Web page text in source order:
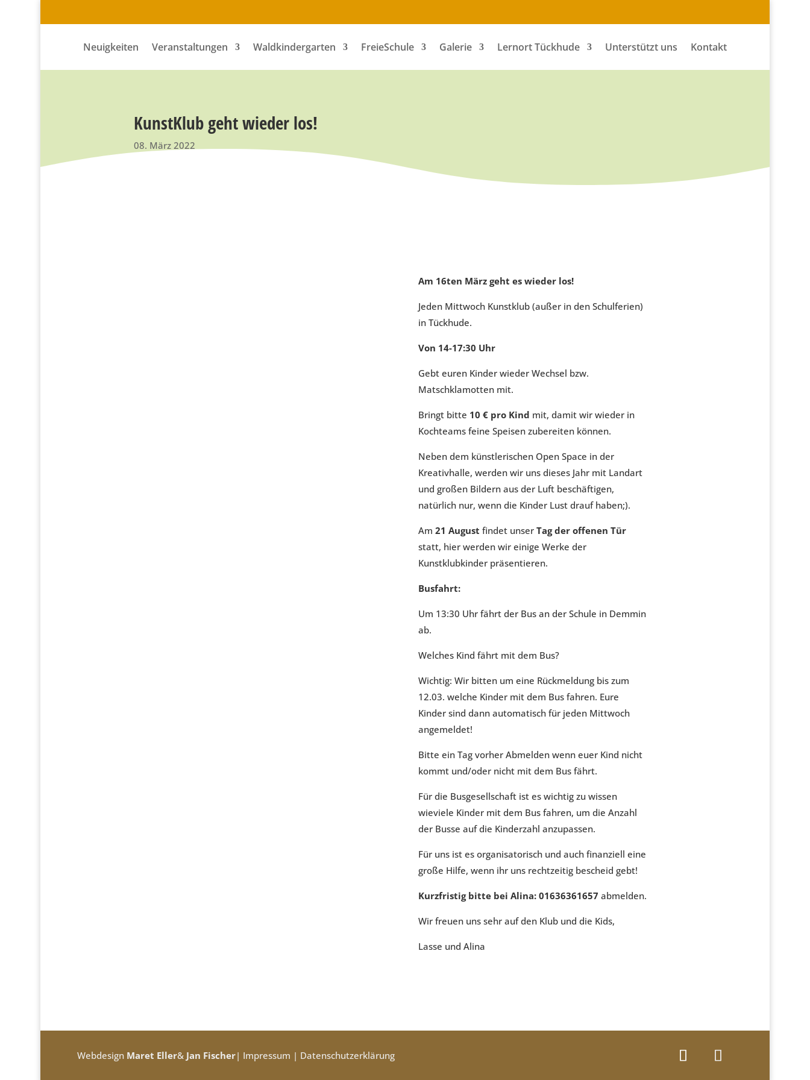
Neuigkeiten Veranstaltungen Waldkindergarten FreieSchule Galerie Lernort Tückhude Unterstützt uns Kontakt
KunstKlub geht wieder los!
08. März 2022
Am 16ten März geht es wieder los!
Jeden Mittwoch Kunstklub (außer in den Schulferien)
in Tückhude.
Von 14-17:30 Uhr
Gebt euren Kinder wieder Wechsel bzw.
Matschklamotten mit.
Bringt bitte 10 € pro Kind mit, damit wir wieder in
Kochteams feine Speisen zubereiten können.
Neben dem künstlerischen Open Space in der
Kreativhalle, werden wir uns dieses Jahr mit Landart
und großen Bildern aus der Luft beschäftigen,
natürlich nur, wenn die Kinder Lust drauf haben;).
Am21 August findet unserTag der offenen Tür
statt, hier werden wir einige Werke der
Kunstklubkinder präsentieren.
Busfahrt:
Um 13:30 Uhr fährt der Bus an der Schule in Demmin
ab.
Welches Kind fährt mit dem Bus?
Wichtig: Wir bitten um eine Rückmeldung bis zum
12.03. welche Kinder mit dem Bus fahren. Eure
Kinder sind dann automatisch für jeden Mittwoch
angemeldet!
Bitte ein Tag vorher Abmelden wenn euer Kind nicht
kommt und/oder nicht mit dem Bus fährt.
Für die Busgesellschaft ist es wichtig zu wissen
wieviele Kinder mit dem Bus fahren, um die Anzahl
der Busse auf die Kinderzahl anzupassen.
Für uns ist es organisatorisch und auch finanziell eine
große Hilfe, wenn ihr uns rechtzeitig bescheid gebt!
Kurzfristig bitte bei Alina: 01636361657 abmelden.
Wir freuen uns sehr auf den Klub und die Kids,
Lasse und Alina
Webdesign Maret Eller& Jan Fischer| Impressum | Datenschutzerklärung